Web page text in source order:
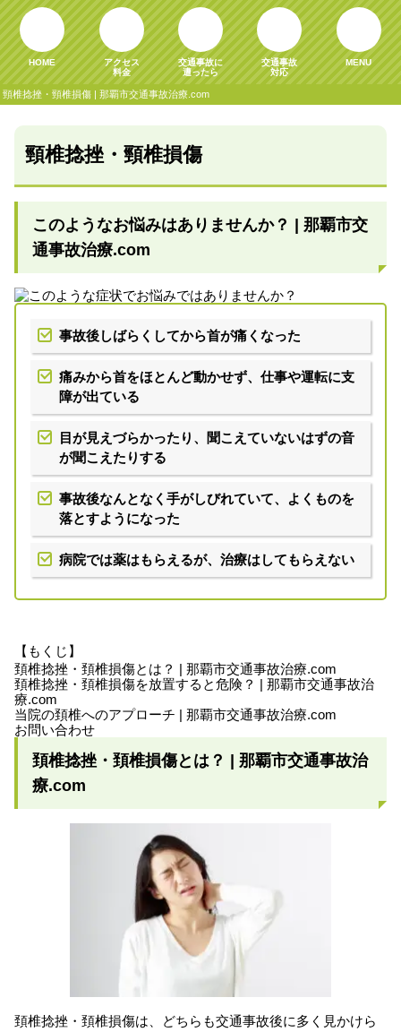
頸椎捻挫・頸椎損傷 | 那覇市交通事故治療.com
HOME
アクセス
料金
交通事故に
遭ったら
交通事故
対応
MENU
頸椎捻挫・頸椎損傷
このようなお悩みはありませんか？ | 那覇市交
通事故治療.com
事故後しばらくしてから首が痛くなった
痛みから首をほとんど動かせず、仕事や運転に支
障が出ている
目が見えづらかったり、聞こえていないはずの音
が聞こえたりする
事故後なんとなく手がしびれていて、よくものを
落とすようになった
病院では薬はもらえるが、治療はしてもらえない
【もくじ】
頚椎捻挫・頚椎損傷とは？ | 那覇市交通事故治療.com
頚椎捻挫・頚椎損傷を放置すると危険？ | 那覇市交通事故治
療.com
当院の頚椎へのアプローチ | 那覇市交通事故治療.com
お問い合わせ
頚椎捻挫・頚椎損傷とは？ | 那覇市交通事故治
療.com
頚椎捻挫・頚椎損傷は、どちらも交通事故後に多く見かけら